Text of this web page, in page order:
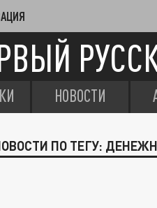
НОВОСТИ
ПО ТЕГУ: